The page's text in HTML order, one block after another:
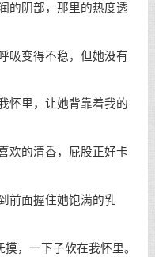
阴部，那里的热度透
变得不稳，但她没有
里，让她背靠着我的
的清香，屁股正好卡
面握住她饱满的乳
一下子软在我怀里。